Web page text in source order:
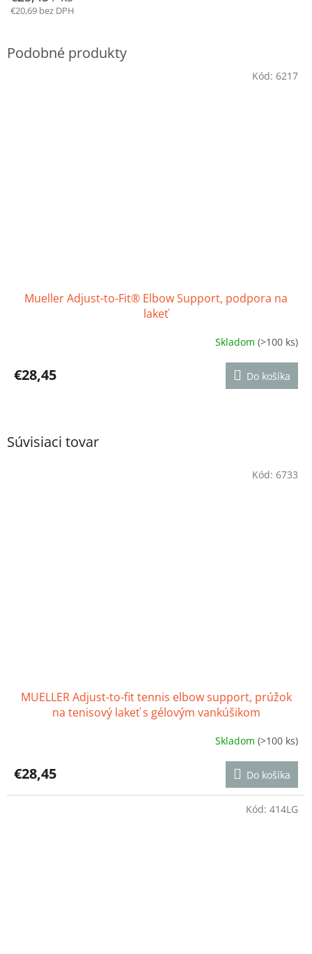
Súvisiaci tovar
MUELLER Adjust-to-fit tennis elbow support, prúžok
na tenisový lakeť s gélovým vankúšikom
produktu
je
4,5
Skladom(>100 ks)
€28,45 Do košíka
Kód: 6733
Kód: 414LG
€20,69 bez DPH
Mueller Adjust-to-Fit® Elbow Support, podpora na
lakeť
produktu
je
hviezdičiek.
Skladom(>100 ks)
€28,45 Do košíka
Kód: 6217